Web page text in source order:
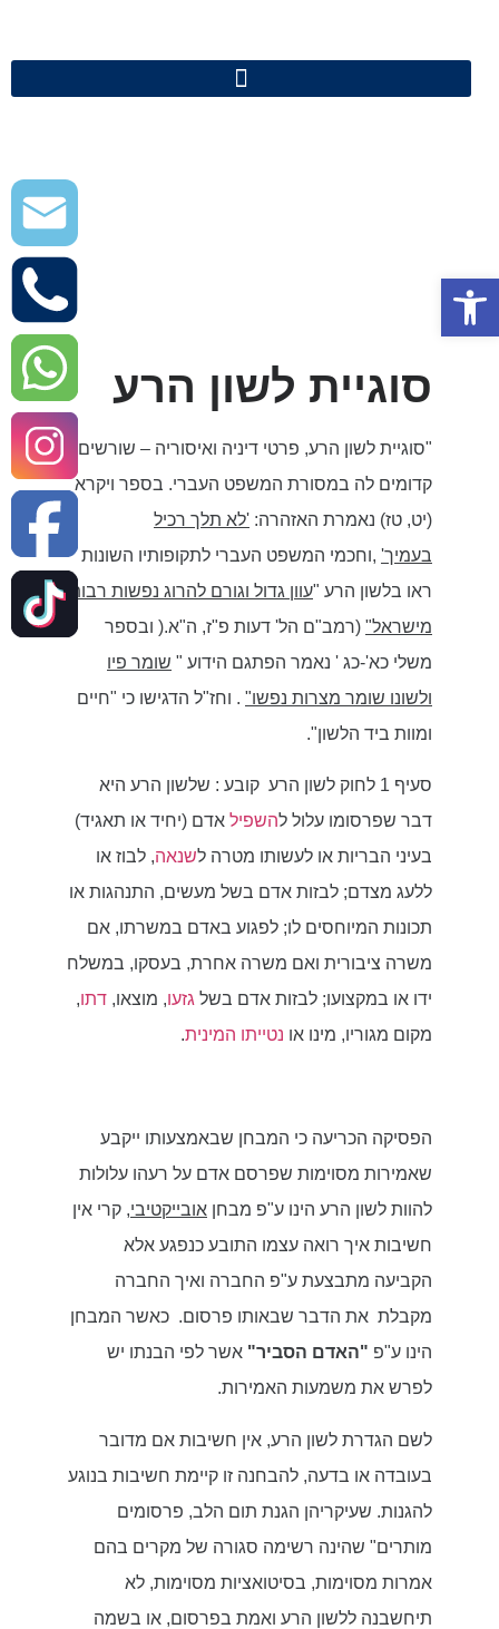
סוגיית לשון הרע
"סוגיית לשון הרע, פרטי דיניה ואיסוריה – שורשים
קדומים לה במסורת המשפט העברי. בספר ויקרא
(יט, טז) נאמרת האזהרה: 'לא תלך רכיל
בעמיך' ,וחכמי המשפט העברי לתקופותיו השונות
ראו בלשון הרע "עוון גדול וגורם להרוג נפשות רבות
מישראל" (רמב"ם הל' דעות פ"ז, ה"א.( ובספר
משלי כא'-כג ' נאמר הפתגם הידוע " שומר פיו
ולשונו שומר מצרות נפשו" . וחז"ל הדגישו כי "חיים
ומוות ביד הלשון".
סעיף 1 לחוק לשון הרע קובע : שלשון הרע היא
דבר שפרסומו עלול להשפיל אדם (יחיד או תאגיד)
בעיני הבריות או לעשותו מטרה לשנאה, לבוז או
ללעג מצדם; לבזות אדם בשל מעשים, התנהגות או
תכונות המיוחסים לו; לפגוע באדם במשרתו, אם
משרה ציבורית ואם משרה אחרת, בעסקו, במשלח
ידו או במקצועו; לבזות אדם בשל גזעו, מוצאו, דתו,
מקום מגוריו, מינו או נטייתו המינית.
הפסיקה הכריעה כי המבחן שבאמצעותו ייקבע
שאמירות מסוימות שפרסם אדם על רעהו עלולות
להוות לשון הרע הינו ע"פ מבחן אובייקטיבי, קרי אין
חשיבות איך רואה עצמו התובע כנפגע אלא
הקביעה מתבצעת ע"פ החברה ואיך החברה
מקבלת את הדבר שבאותו פרסום. כאשר המבחן
הינו ע"פ "האדם הסביר" אשר לפי הבנתו יש
לפרש את משמעות האמירות.
לשם הגדרת לשון הרע, אין חשיבות אם מדובר
בעובדה או בדעה, להבחנה זו קיימת חשיבות בנוגע
להגנות. שעיקריהן הגנת תום הלב, פרסומים
מותרים" שהינה רשימה סגורה של מקרים בהם
אמרות מסוימות, בסיטואציות מסוימות, לא
תיחשבנה ללשון הרע ואמת בפרסום, או בשמה
פתח סרגל נגישות